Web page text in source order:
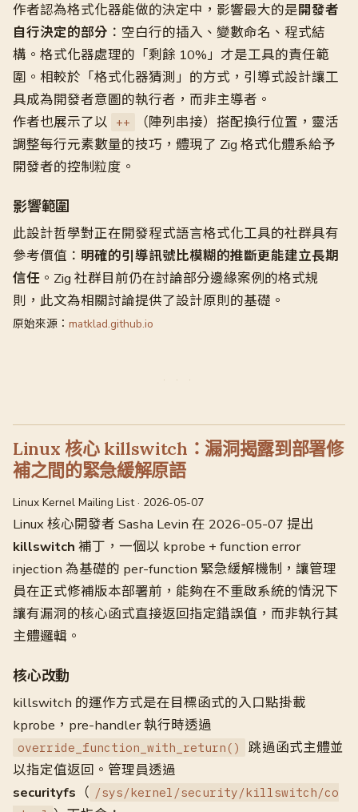
作者認為格式化器能做的決定中，影響最大的是開發者
自行決定的部分 ：空白行的插入、變數命名、程式結
構。格式化器處理的「剩餘 10%」才是工具的責任範
圍。相較於「格式化器猜測」的方式，引導式設計讓工
具成為開發者意圖的執行者，而非主導者。
作者也展示了以
++
（陣列串接）搭配換行位置，靈活
調整每行元素數量的技巧，體現了 Zig 格式化體系給予
開發者的控制粒度。
影響範圍
此設計哲學對正在開發程式語言格式化工具的社群具有
參考價值： 明確的引導訊號比模糊的推斷更能建立長期
信任 。Zig 社群目前仍在討論部分邊緣案例的格式規
則，此文為相關討論提供了設計原則的基礎。
原始來源： matklad.github.io
Linux 核心 killswitch：漏洞揭露到部署修
補之間的緊急緩解原語
Linux Kernel Mailing List · 2026-05-07
Linux 核心開發者 Sasha Levin 在 2026-05-07 提出
killswitch 補丁，一個以 kprobe + function error
injection 為基礎的 per-function 緊急緩解機制，讓管理
員在正式修補版本部署前，能夠在不重啟系統的情況下
讓有漏洞的核心函式直接返回指定錯誤值，而非執行其
主體邏輯。
核心改動
killswitch 的運作方式是在目標函式的入口點掛載
kprobe，pre-handler 執行時透過
override_function_with_return()
跳過函式主體並
以指定值返回。管理員透過
securityfs （ /sys/kernel/security/killswitch/co